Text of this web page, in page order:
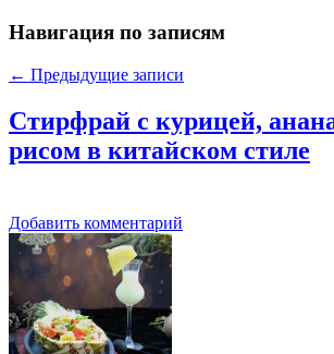
Навигация по записям
← Предыдущие записи
Стирфрай с курицей,
рисом в китайском стиле
Добавить комментарий